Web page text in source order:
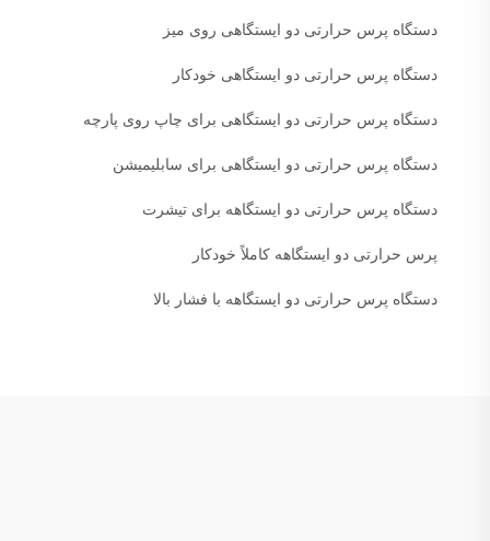
دستگاه پرس حرارتی دو ایستگاهی روی میز
دستگاه پرس حرارتی دو ایستگاهی خودکار
دستگاه پرس حرارتی دو ایستگاهی برای چاپ روی پارچه
دستگاه پرس حرارتی دو ایستگاهی برای سابلیمیشن
دستگاه پرس حرارتی دو ایستگاهه برای تیشرت
پرس حرارتی دو ایستگاهه کاملاً خودکار
دستگاه پرس حرارتی دو ایستگاهه با فشار بالا